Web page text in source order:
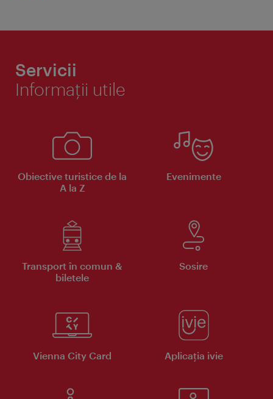
Servicii
Informaţii utile
Obiective turistice de la
A la Z
Evenimente
Transport în comun &
biletele
Sosire
Vienna City Card Aplicaţia ivie